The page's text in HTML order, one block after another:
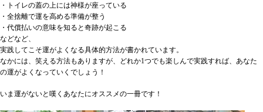
・トイレの蓋の上には神様が座っている
・全捨離で運を高める準備が整う
・代償払いの意味を知ると奇跡が起こる
などなど、
実践してこそ運がよくなる具体的方法が書かれています。
なかには、笑える方法もありますが、どれか1つでも楽しんで実践すれば、あなた
の運がよくなっていくでしょう！
いま運がないと嘆くあなたにオススメの一冊です！